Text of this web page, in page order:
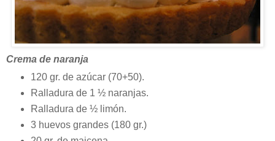
Crema de naranja
120 gr. de azúcar (70+50).
Ralladura de 1 ½ naranjas.
Ralladura de ½ limón.
3 huevos grandes (180 gr.)